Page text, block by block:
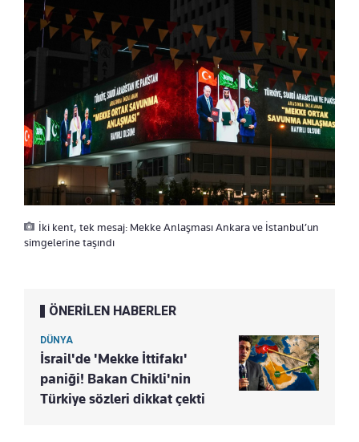
İki kent, tek mesaj: Mekke Anlaşması Ankara ve İstanbul’un
simgelerine taşındı
ÖNERİLEN HABERLER
DÜNYA
İsrail'de 'Mekke İttifakı'
paniği! Bakan Chikli'nin
Türkiye sözleri dikkat çekti